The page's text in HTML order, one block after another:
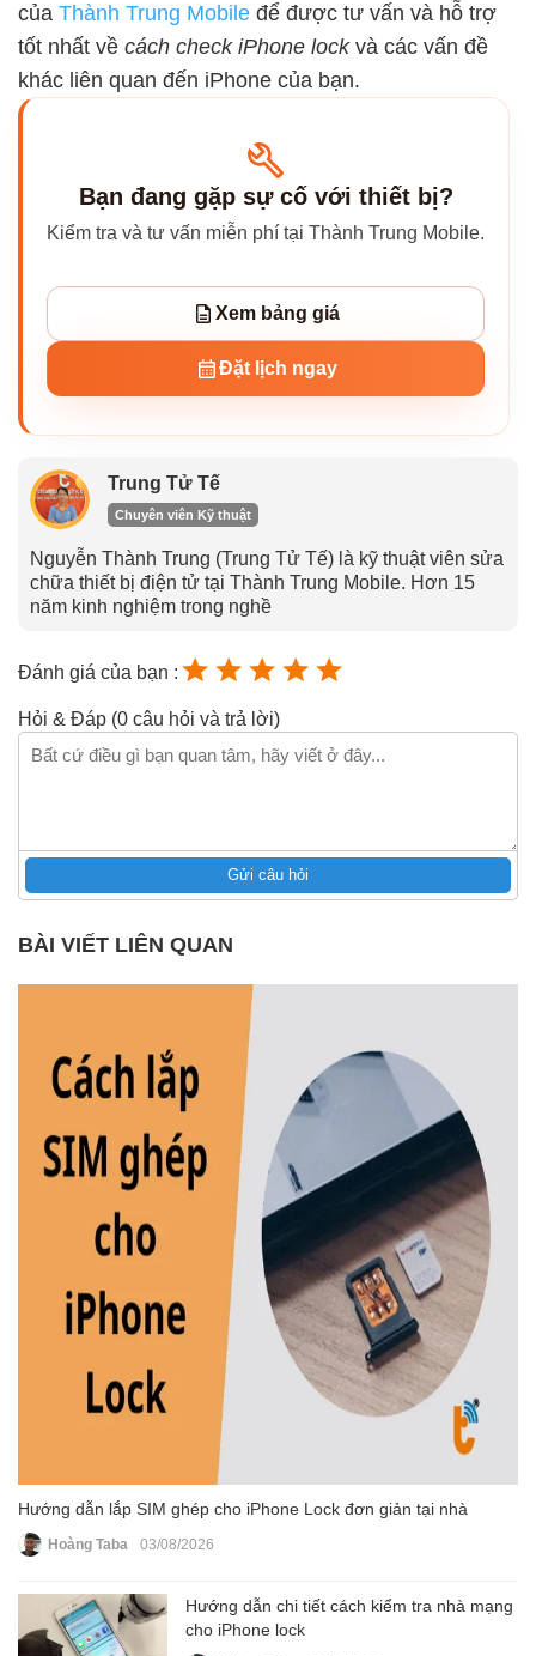
của Thành Trung Mobile để được tư vấn và hỗ trợ
tốt nhất về cách check iPhone lockvà các vấn đề
khác liên quan đến iPhone của bạn.
Bạn đang gặp sự cố với thiết bị?
Kiểm tra và tư vấn miễn phí tại Thành Trung Mobile.
Xem bảng giá
Đặt lịch ngay
Trung Tử Tế
Chuyên viên Kỹ thuật
Nguyễn Thành Trung (Trung Tử Tế) là kỹ thuật viên sửa
chữa thiết bị điện tử tại Thành Trung Mobile. Hơn 15
năm kinh nghiệm trong nghề
Đánh giá của bạn :
Hỏi & Đáp (0 câu hỏi và trả lời)
Gửi câu hỏi
BÀI VIẾT LIÊN QUAN
Hướng dẫn lắp SIM ghép cho iPhone Lock đơn giản tại nhà
Hoàng Taba 03/08/2026
Hướng dẫn chi tiết cách kiểm tra nhà mạng
cho iPhone lock